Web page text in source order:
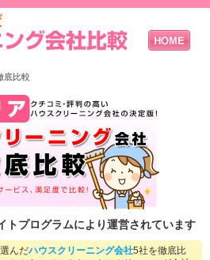
底比較
プログラムにより運営されています
んだハウスクリーニング会社5社を徹底比